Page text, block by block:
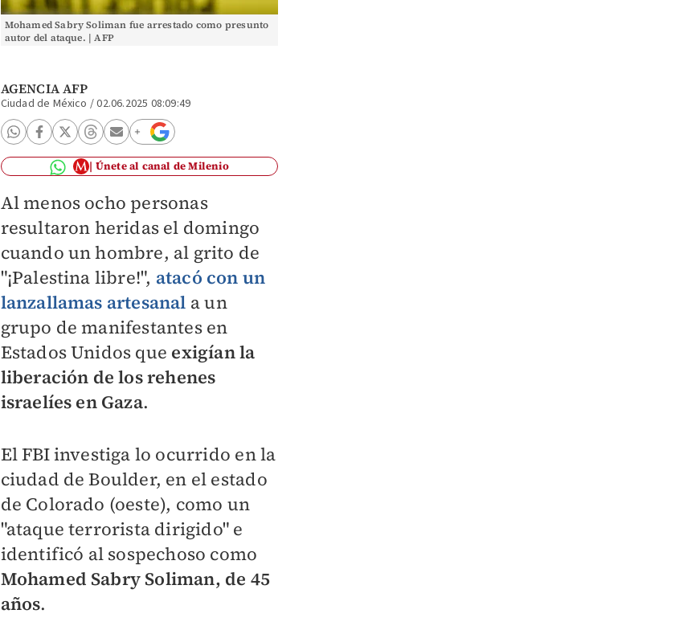
Mohamed Sabry Soliman fue arrestado como presunto
autor del ataque. | AFP
AGENCIA AFP
Ciudad de México /02.06.2025 08:09:49
Únete al canal de Milenio
Al menos ocho personas
resultaron heridas el domingo
cuando un hombre, al grito de
"¡Palestina libre!", atacó con un
lanzallamas artesanal a un
grupo de manifestantes en
Estados Unidos que exigían la
liberación de los rehenes
israelíes en Gaza.
El FBI investiga lo ocurrido en la
ciudad de Boulder, en el estado
de Colorado (oeste), como un
"ataque terrorista dirigido" e
identificó al sospechoso como
Mohamed Sabry Soliman, de 45
años.